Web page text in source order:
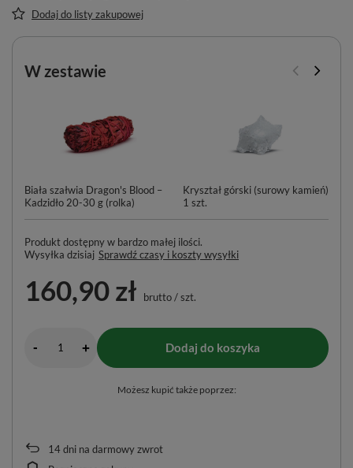
Dodaj do listy zakupowej
W zestawie
Biała szałwia Dragon's Blood –
Kadzidło 20-30 g (rolka)
Kryształ górski (surowy kamień)
1 szt.
14dni na darmowy zwrot
Produkt dostępny w bardzo małej ilości
Wysyłka dzisiaj Sprawdź czasy i koszty wysyłki
160,90 zł brutto/szt.
- + Dodaj do koszyka
Możesz kupić także poprzez: